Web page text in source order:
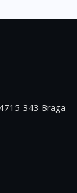
343 Braga